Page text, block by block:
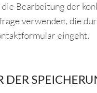
Bearbeitung der
verwenden, die
eingeht.
DER